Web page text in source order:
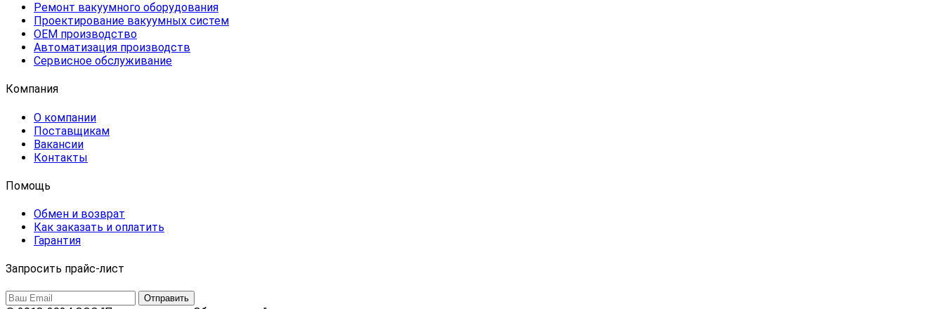
Ремонт вакуумного оборудования
Проектирование вакуумных систем
OEM производство
Автоматизация производств
Сервисное обслуживание
Компания
О компании
Поставщикам
Вакансии
Контакты
Помощь
Обмен и возврат
Как заказать и оплатить
Гарантия
Запросить прайс-лист